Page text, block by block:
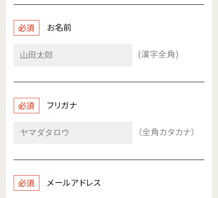
必須 お名前
(漢字全角)
必須 フリガナ
（全角カタカナ）
必須 メールアドレス